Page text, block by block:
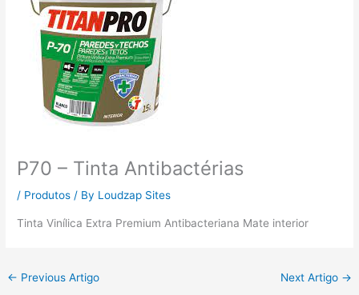
P70 – Tinta Antibactérias
/ Produtos / By Loudzap Sites
Tinta Vinílica Extra Premium Antibacteriana Mate interior
← Previous Artigo Next Artigo →